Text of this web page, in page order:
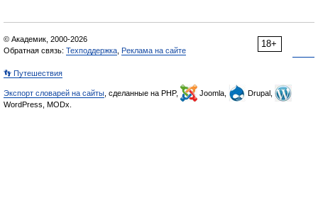
18+
© Академик, 2000-2026
Обратная связь: Техподдержка Реклама на сайте
👣 Путешествия
Экспорт словарей на сайты , сделанные на PHP, Joomla,
Drupal,
WordPress, MODx.